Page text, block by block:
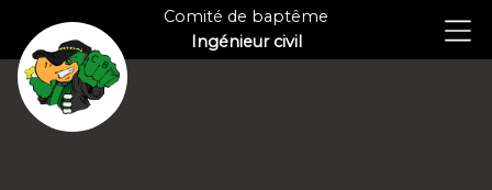
Comité de baptême
Ingénieur civil